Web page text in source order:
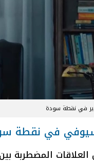
في نقطة سودة
في نقطة
المضطربة بين